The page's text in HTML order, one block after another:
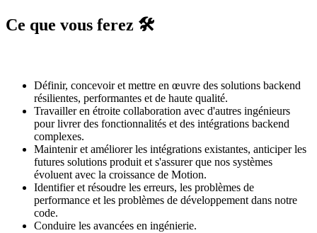
Ce que vous ferez 🛠️
Définir, concevoir et mettre en œuvre des solutions backend
résilientes, performantes et de haute qualité.
Travailler en étroite collaboration avec d'autres ingénieurs
pour livrer des fonctionnalités et des intégrations backend
complexes.
Maintenir et améliorer les intégrations existantes, anticiper les
futures solutions produit et s'assurer que nos systèmes
évoluent avec la croissance de Motion.
Identifier et résoudre les erreurs, les problèmes de
performance et les problèmes de développement dans notre
code.
Conduire les avancées en ingénierie.